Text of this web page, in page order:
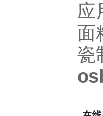
应
面
瓷